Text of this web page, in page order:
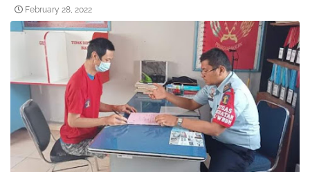
February 28, 2022